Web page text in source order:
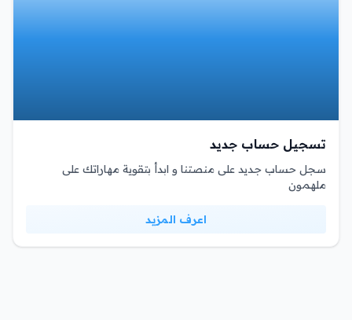
تسجيل حساب جديد
سجل حساب جديد على منصتنا و ابدأ بتقوية مهاراتك على
ملهمون
اعرف المزيد